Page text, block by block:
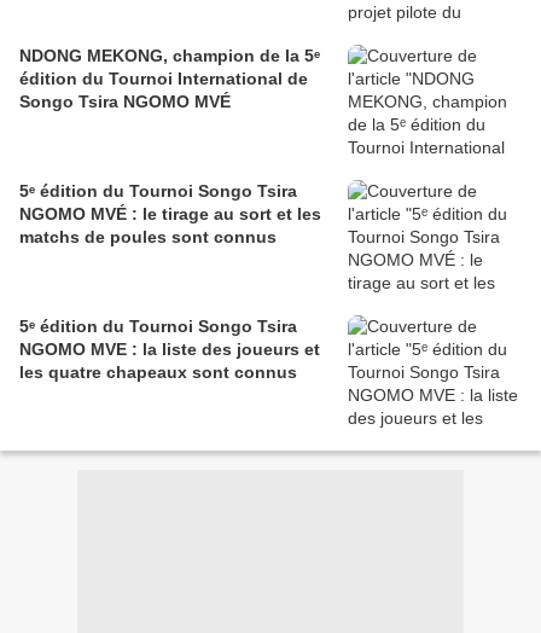
NDONG MEKONG, champion de la 5ᵉ
édition du Tournoi International de
Songo Tsira NGOMO MVÉ
5ᵉ édition du Tournoi Songo Tsira
NGOMO MVÉ : le tirage au sort et les
matchs de poules sont connus
5ᵉ édition du Tournoi Songo Tsira
NGOMO MVE : la liste des joueurs et
les quatre chapeaux sont connus